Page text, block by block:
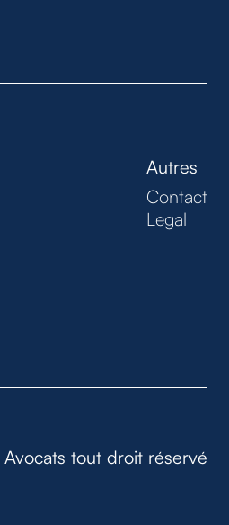
Autres
Contact
Legal
tout droit réservé